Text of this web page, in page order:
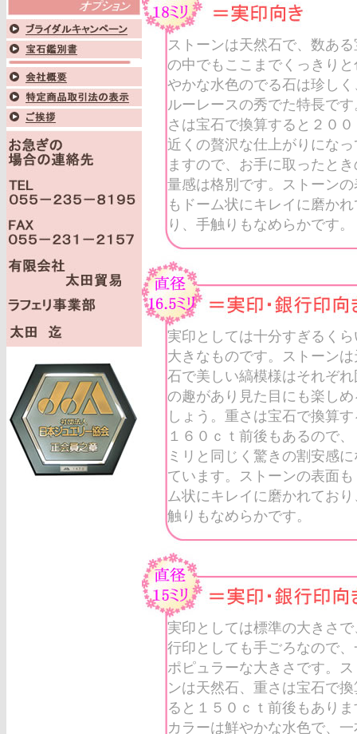
ストーンは天然石で、数あ
の中でもここまでくっきりと
やかな水色のでる石は珍しく
ルーレースの秀でた特長で
さは宝石で換算すると２０
近くの贅沢な仕上がりになっ
ますので、お手に取ったと
量感は格別です。ストーンの
もドーム状にキレイに磨か
り、手触りもなめらかです。
実印としては十分すぎるくら
大きなものです。ストーン
石で美しい縞模様はそれぞれ
の趣があり見た目にも楽しめ
しょう。重さは宝石で換算
１６０ｃｔ前後もあるので
ミリと同じく驚きの割安感
ています。ストーンの表面
ム状にキレイに磨かれてお
触りもなめらかです。
実印としては標準の大きさで
行印としても手ごろなので、
ポピュラーな大きさです。
ンは天然石、重さは宝石で
ると１５０ｃｔ前後もあり
カラーは鮮やかな水色で、